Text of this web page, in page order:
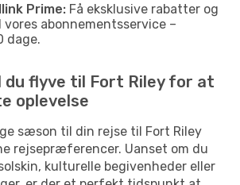
Prime: Få eksklusive rabatter og
abonnementsservice –
dage.
du flyve til Fort Riley for at
oplevelse
sæson til din rejse til Fort Riley
rejsepræferencer. Uanset om du
kulturelle begivenheder eller